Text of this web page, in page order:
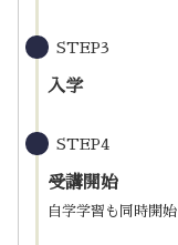
STEP3
入学
STEP4
受講開始
自学学習も同時開始